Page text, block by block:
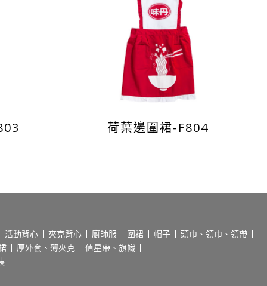
荷葉邊圍裙-F804
活動背心 夾克背心 廚師服 圍裙 帽子
頭巾、領巾、領帶
厚外套、薄夾克
值星帶、旗幟